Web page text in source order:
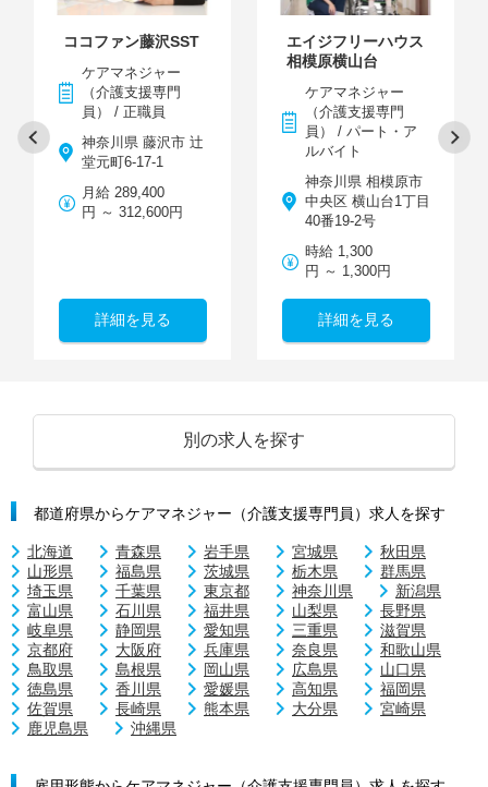
ココファン藤沢SST
ケアマネジャー
（介護支援専門
員） / 正職員
神奈川県 藤沢市 辻
堂元町6-17-1
月給 289,400
円 ～ 312,600円
詳細を見る
エイジフリーハウス
相模原横山台
ケアマネジャー
（介護支援専門
員） / パート・ア
ルバイト
神奈川県 相模原市
中央区 横山台1丁目
40番19-2号
時給 1,300
円 ～ 1,300円
詳細を見る
別の求人を探す
都道府県からケアマネジャー（介護支援専門員）求人を探す
北海道 青森県 岩手県 宮城県
秋田県
山形県
福島県 茨城県 栃木県
群馬県
埼玉県
千葉県 東京都 神奈川県
新潟県
富山県
石川県 福井県 山梨県
長野県
岐阜県
静岡県 愛知県 三重県
滋賀県
京都府
大阪府 兵庫県 奈良県
和歌山県
鳥取県
島根県 岡山県 広島県
山口県
徳島県
香川県 愛媛県 高知県
福岡県
佐賀県
長崎県 熊本県 大分県
宮崎県
鹿児島県
沖縄県